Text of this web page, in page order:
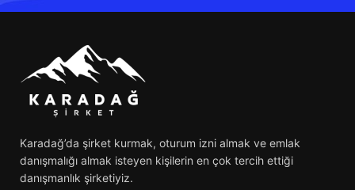
Karadağ’da şirket kurmak, oturum izni almak ve emlak
danışmalığı almak isteyen kişilerin en çok tercih ettiği
danışmanlık şirketiyiz.